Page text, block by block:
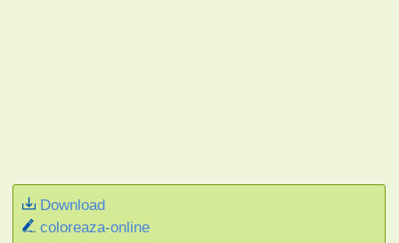
Download
coloreaza-online